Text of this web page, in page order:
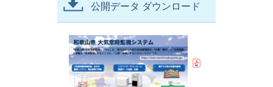
公開データ ダウンロード